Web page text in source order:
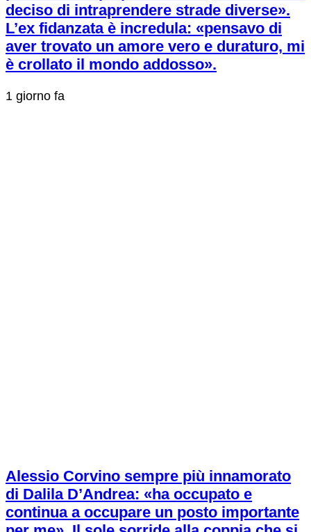
deciso di intraprendere strade diverse».
L’ex fidanzata è incredula: «pensavo di
aver trovato un amore vero e duraturo, mi
è crollato il mondo addosso».
1 giorno fa
Alessio Corvino sempre più innamorato
di Dalila D’Andrea: «ha occupato e
continua a occupare un posto importante